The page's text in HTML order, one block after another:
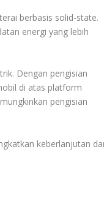
berbasis solid-state.
energi yang lebih
Dengan pengisian
di atas platform
pengisian
keberlanjutan